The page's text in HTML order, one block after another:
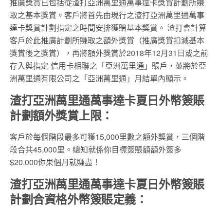
推廣獎賞已包括從渣打亞洲萬里通萬事達卡獎賞計劃所賺
取之基本獎賞。客戶將首先由現行之渣打亞洲萬里通萬事
達卡獎賞計劃指定之時間安排獲贈基本獎賞。 渣打會計算
客戶於此推廣計劃所賺取之額外獎賞（推廣獎賞扣減基本
獎賞後之獎賞），再將額外獎賞於2018年12月31日或之前
存入與指定 信用卡相聯之「亞洲萬里通」賬戶，並將於亞
洲萬里通有限公司之「亞洲萬里通」月結單內顯示。
渣打亞洲萬里通萬事達卡夏日外幣簽賬
計劃額外獎賞上限：
客戶於每個階段最多可獲15,000里數之額外獎賞，三個階
段合共45,000里。總知就係你目標簽賬額額外簽多
$20,000你果個月就賺盡！
渣打亞洲萬里通萬事達卡夏日外幣簽賬
計劃合資格外幣簽賬定義：